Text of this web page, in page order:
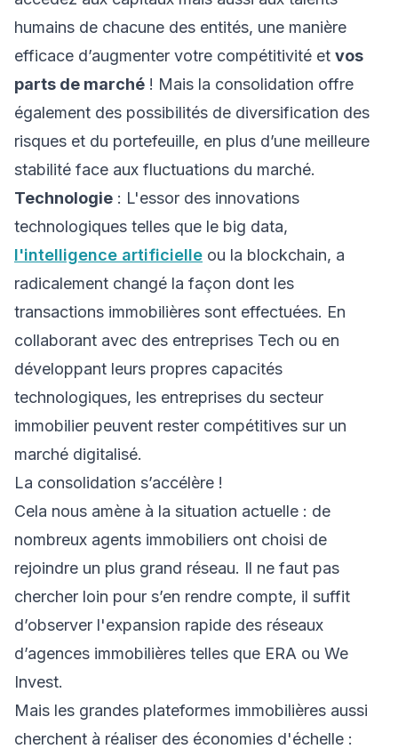
humains de chacune des entités, une manière
efficace d’augmenter votre compétitivité et vos
parts de marché ! Mais la consolidation offre
également des possibilités de diversification des
risques et du portefeuille, en plus d’une meilleure
stabilité face aux fluctuations du marché.
Technologie : L'essor des innovations
technologiques telles que le big data,
l'intelligence artificielle ou la blockchain, a
radicalement changé la façon dont les
transactions immobilières sont effectuées. En
collaborant avec des entreprises Tech ou en
développant leurs propres capacités
technologiques, les entreprises du secteur
immobilier peuvent rester compétitives sur un
marché digitalisé.
La consolidation s’accélère !
Cela nous amène à la situation actuelle : de
nombreux agents immobiliers ont choisi de
rejoindre un plus grand réseau. Il ne faut pas
chercher loin pour s’en rendre compte, il suffit
d’observer l'expansion rapide des réseaux
d’agences immobilières telles que ERA ou We
Invest.
Mais les grandes plateformes immobilières aussi
cherchent à réaliser des économies d'échelle :